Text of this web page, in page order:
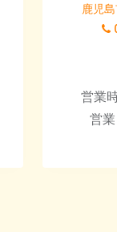
鹿児
営業
営